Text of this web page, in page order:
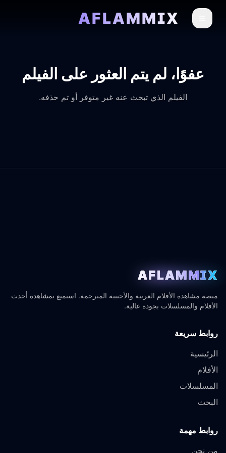
AFLAMMIX
عفوًا، لم يتم العثور على الفيلم
الفيلم الذي تبحث عنه غير متوفر أو تم حذفه.
AFLAMMIX
منصة مشاهدة الأفلام العربية والأجنبية المترجمة. استمتع بمشاهدة أحدث
الأفلام والمسلسلات بجودة عالية.
روابط سريعة
الرئيسية
الأفلام
المسلسلات
البحث
روابط مهمة
من نحن